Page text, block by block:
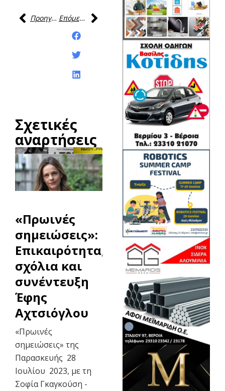
Προηγούμενη
Επόμενη
Σχετικές
αναρτήσεις
«Πρωινές
σημειώσεις»:
Επικαιρότητα,
σχόλια και
συνέντευξη
Έφης
Αχτσιόγλου
«Πρωινές
σημειώσεις» της
Παρασκευής 28
Ιουλίου 2023, με τη
Σοφία Γκαγκούση -